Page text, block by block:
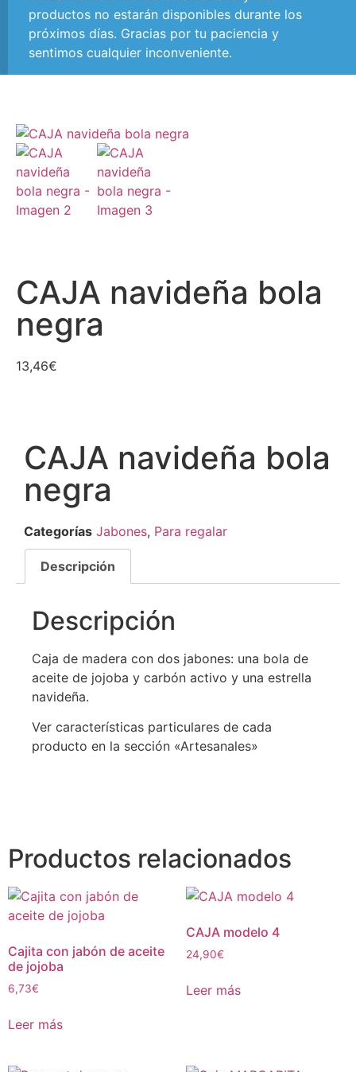
productos no estarán disponibles durante los
próximos días. Gracias por tu paciencia y
sentimos cualquier inconveniente.
CAJA navideña bola
negra
13,46€
CAJA navideña bola
negra
Categorías Jabones, Para regalar
Descripción
Descripción
Caja de madera con dos jabones: una bola de
aceite de jojoba y carbón activo y una estrella
navideña.
Ver características particulares de cada
producto en la sección «Artesanales»
Productos relacionados
Cajita con jabón de aceite
de jojoba
6,73€
Leer más
CAJA modelo 4
24,90€
Leer más